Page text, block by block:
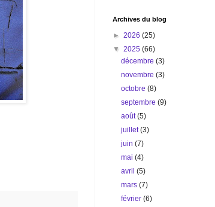
Archives du blog
► 2026 (25)
▼ 2025 (66)
décembre(3)
novembre(3)
octobre(8)
septembre(9)
août(5)
juillet(3)
juin(7)
mai(4)
avril(5)
mars(7)
février(6)